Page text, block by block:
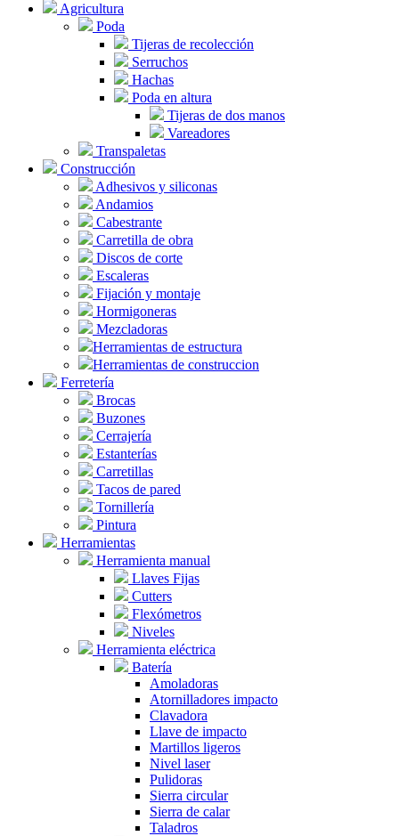
Agricultura
Poda
Tijeras de recolección
Serruchos
Hachas
Poda en altura
Tijeras de dos manos
Vareadores
Transpaletas
Construcción
Adhesivos y siliconas
Andamios
Cabestrante
Carretilla de obra
Discos de corte
Escaleras
Fijación y montaje
Hormigoneras
Mezcladoras
Herramientas de estructura
Herramientas de construccion
Ferretería
Brocas
Buzones
Cerrajería
Estanterías
Carretillas
Tacos de pared
Tornillería
Pintura
Herramientas
Herramienta manual
Llaves Fijas
Cutters
Flexómetros
Niveles
Herramienta eléctrica
Batería
Amoladoras
Atornilladores impacto
Clavadora
Llave de impacto
Martillos ligeros
Nivel laser
Pulidoras
Sierra circular
Sierra de calar
Taladros